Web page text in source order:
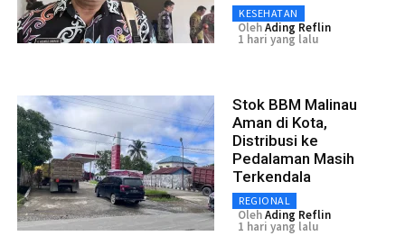
KESEHATAN
OlehAding Reflin
1 hari yang lalu
Stok BBM Malinau
Aman di Kota,
Distribusi ke
Pedalaman Masih
Terkendala
REGIONAL
OlehAding Reflin
1 hari yang lalu